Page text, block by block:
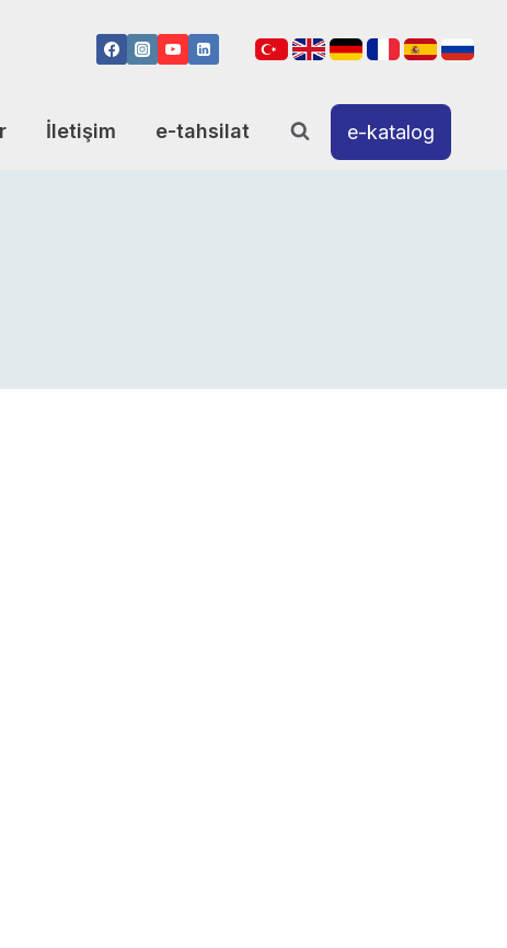
İletişim e-tahsilat e-katalog